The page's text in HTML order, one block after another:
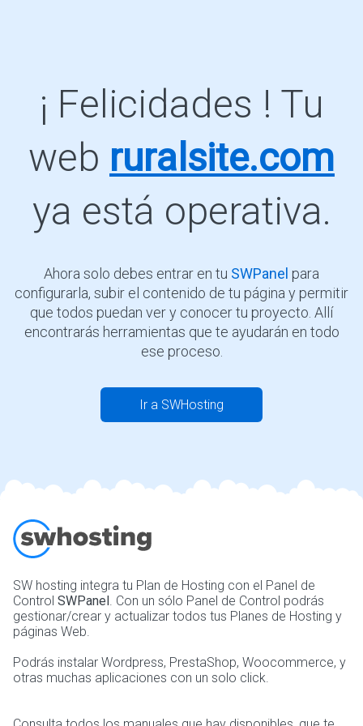
¡ Felicidades ! Tu
web ruralsite.com
ya está operativa.
Ahora solo debes entrar en tu SWPanel para
configurarla, subir el contenido de tu página y permitir
que todos puedan ver y conocer tu proyecto. Allí
encontrarás herramientas que te ayudarán en todo
ese proceso.
Ir a SWHosting
SW hosting integra tu Plan de Hosting con el Panel de
Control SWPanel. Con un sólo Panel de Control podrás
gestionar/crear y actualizar todos tus Planes de Hosting y
páginas Web.
Podrás instalar Wordpress, PrestaShop, Woocommerce, y
otras muchas aplicaciones con un solo click.